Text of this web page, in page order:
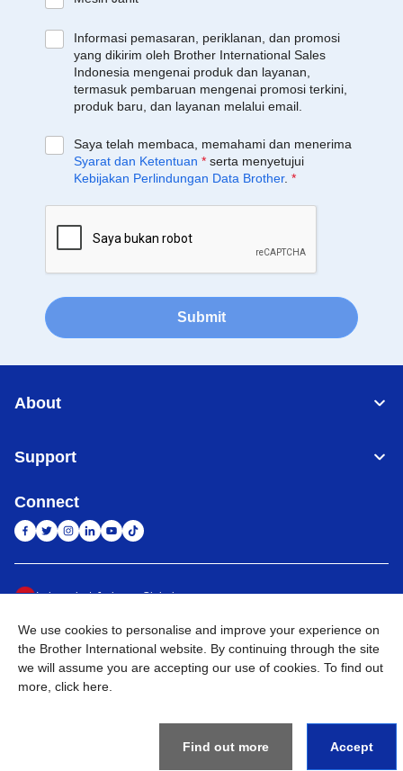
Informasi pemasaran, periklanan, dan promosi
yang dikirim oleh Brother International Sales
Indonesia mengenai produk dan layanan,
termasuk pembaruan mengenai promosi terkini,
produk baru, dan layanan melalui email.
Saya telah membaca, memahami dan menerima
Syarat dan Ketentuan * serta menyetujui
Kebijakan Perlindungan Data Brother. *
Submit
About
Support
Connect
Indonesia Jaringan Global
Privacy Policy Ketentuan Penggunaan Site Map Kunjungi Situs Global
©2026BROTHER INTERNATIONAL SALES INDONESIA All
We use cookies to personalise and improve your experience on
the Brother International website. By continuing through the site
we will assume you are accepting our use of cookies. To find out
more, click here
Find out more Accept